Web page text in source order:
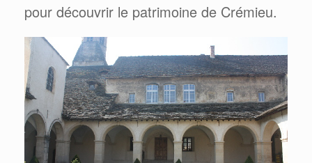
pour découvrir le patrimoine de Crémieu.